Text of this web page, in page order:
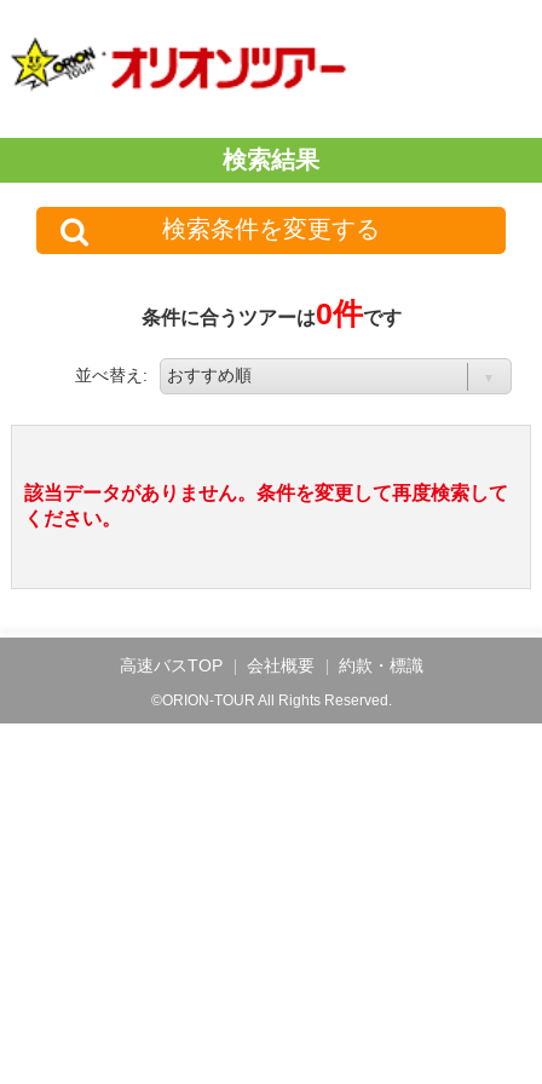
検索結果
検索条件を変更する
条件に合うツアーは0件です
並べ替え:
該当データがありません。条件を変更して再度検索して
ください。
高速バスTOP 会社概要 約款・標識
©ORION-TOUR All Rights Reserved.